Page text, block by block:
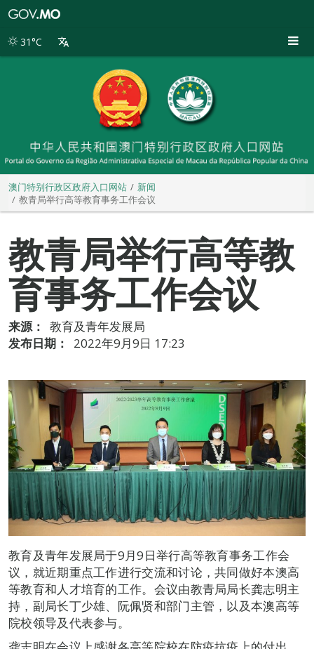
别
31°C
澳门特别行政区政府入口网站
新闻
教青局举行高等教育事务工作会议
教青局举行高等教
育事务工作会议
来源：
教育及青年发展局
发布日期：
2022年9月9日 17:23
教育及青年发展局于9月9日举行高等教育事务工作会
议，就近期重点工作进行交流和讨论，共同做好本澳高
等教育和人才培育的工作。会议由教青局局长龚志明主
持，副局长丁少雄、阮佩贤和部门主管，以及本澳高等
院校领导及代表参与。